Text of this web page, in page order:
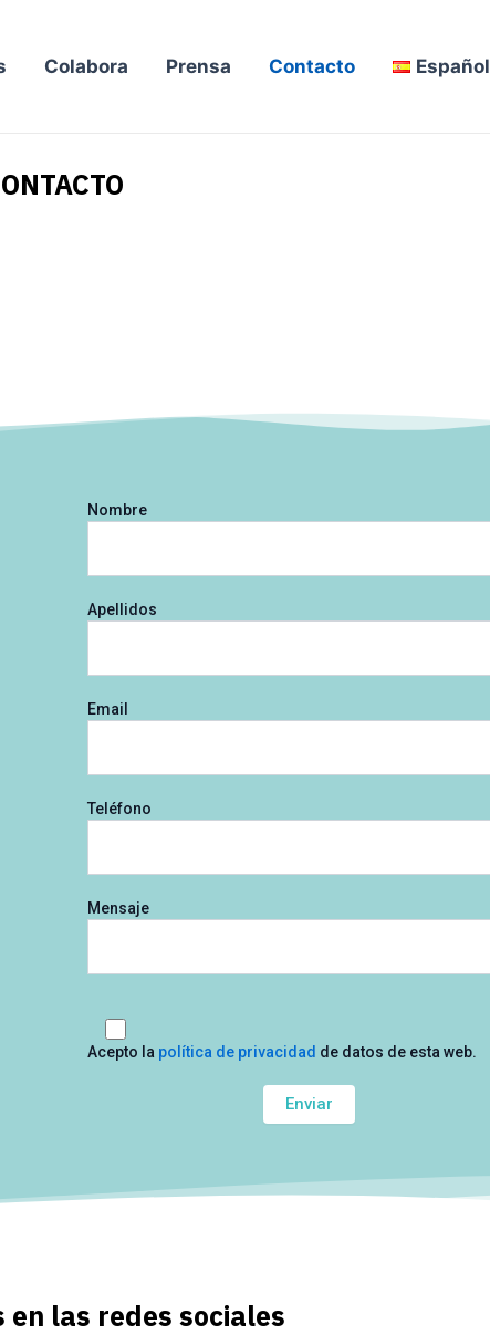
Colabora Prensa Contacto Español
Nombre
Apellidos
Email
Teléfono
Mensaje
Acepto la política de privacidad de datos de esta web.
en las redes sociales